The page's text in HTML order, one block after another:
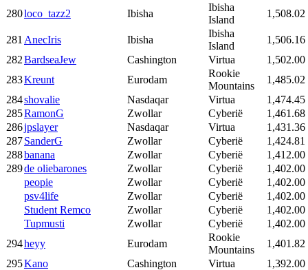
280loco_tazz2 Ibisha
Ibisha
Island
1,508.02
281 AnecIris Ibisha
Ibisha
Island
1,506.16
282BardseaJew Cashington Virtua
1,502.00
283Kreunt Eurodam
Rookie
Mountains
1,485.02
284shovalie Nasdaqar Virtua
1,474.45
285RamonG Zwollar Cyberië
1,461.68
286jpslayer Nasdaqar Virtua
1,431.36
287SanderG Zwollar Cyberië
1,424.81
288banana Zwollar Cyberië
1,412.00
289de oliebarones Zwollar Cyberië
1,402.00
peopie
Zwollar Cyberië
1,402.00
psv4life
Zwollar Cyberië
1,402.00
Student Remco
Zwollar Cyberië
1,402.00
Tupmusti
Zwollar Cyberië
1,402.00
294heyy Eurodam
Rookie
Mountains
1,401.82
295Kano Cashington Virtua
1,392.00